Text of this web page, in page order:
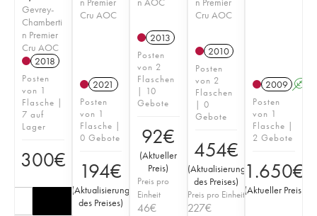
Gevrey-
Chamberti
n Premier
Cru AOC
2018
Posten
von 1
Flasche |
7 auf
Lager
300€
Cru AOC
2021
Posten
von 1
Flasche |
0 Gebote
194€
(Aktualisierung
des Preises)
2013
Posten
von 2
Flaschen
| 10
Gebote
92€
(Aktueller
Preis)
Preis pro
Einheit
46€
Cru AOC
2010
Posten
von 2
Flaschen
| 0
Gebote
454€
(Aktualisierung
des Preises)
Preis pro Einheit
227€
2009 A
Posten
von 1
Flasche |
2 Gebote
1.650€
(Aktueller Preis)